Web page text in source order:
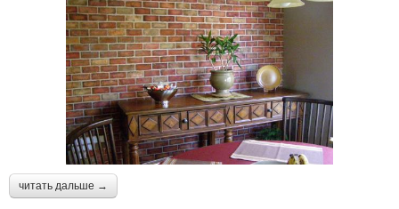
читать дальше →